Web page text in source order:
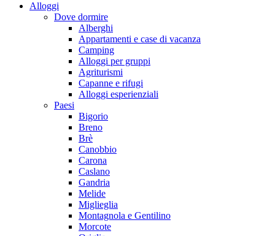
Alloggi
Dove dormire
Alberghi
Appartamenti e case di vacanza
Camping
Alloggi per gruppi
Agriturismi
Capanne e rifugi
Alloggi esperienziali
Paesi
Bigorio
Breno
Brè
Canobbio
Carona
Caslano
Gandria
Melide
Miglieglia
Montagnola e Gentilino
Morcote